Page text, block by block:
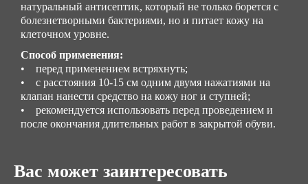
натуральный антисептик, который не только борется с
болезнетворными бактериями, но и питает кожу на
клеточном уровне.
Способ применения:
• перед применением встряхнуть;
• с расстояния 10-15 см одним двумя нажатиями на
клапан нанести средство на кожу ног и ступней;
• рекомендуется использовать перед проведением и
после окончания длительных работ в закрытой обуви.
Вас может заинтересовать